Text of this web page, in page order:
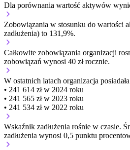
Dla porównania wartość aktywów
Zobowiązania w stosunku do wartości
zadłużenia) to 131,9%.
Całkowite zobowiązania organizacji
zobowiązań wynosi 40 zł rocznie.
W ostatnich latach organizacja
• 241 614 zł w 2024 roku
• 241 565 zł w 2023 roku
• 241 534 zł w 2022 roku
Wskaźnik zadłużenia rośnie w czasie.
zadłużenia wynosi 0,5 punktu